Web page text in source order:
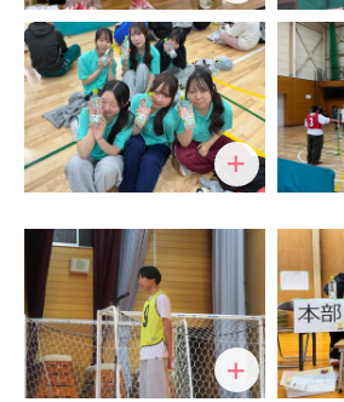
プライバシーポリシー